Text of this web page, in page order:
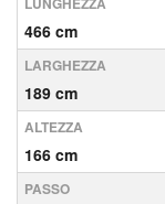
466 cm
LARGHEZZA
189 cm
ALTEZZA
166 cm
PASSO